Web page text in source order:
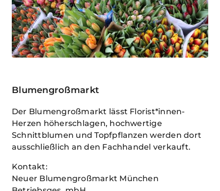
Blumengroßmarkt
Der Blumengroßmarkt lässt Florist*innen-
Herzen höherschlagen, hochwertige
Schnittblumen und Topfpflanzen werden dort
ausschließlich an den Fachhandel verkauft.
Kontakt:
Neuer Blumengroßmarkt München